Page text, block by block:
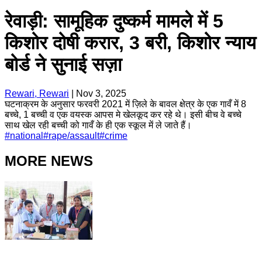
रेवाड़ी: सामूहिक दुष्कर्म मामले में 5
किशोर दोषी करार, 3 बरी, किशोर न्याय
बोर्ड ने सुनाई सज़ा
Rewari, Rewari
Nov 3, 2025
घटनाक्रम के अनुसार फरवरी 2021 में ज़िले के बावल क्षेत्र के एक गावँ में 8
बच्चे, 1 बच्ची व एक वयस्क आपस मे खेलकूद कर रहे थे। इसी बीच वे बच्चे
साथ खेल रही बच्ची को गावँ के ही एक स्कूल में ले जाते हैं।
#national #rape/assault#crime
MORE NEWS